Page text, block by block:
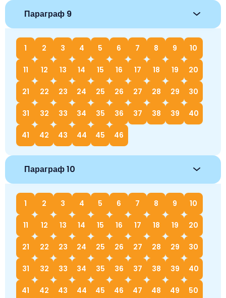
Параграф 9
1 2 3 4 5 6 7 8 9 10
11 12 13 14 15 16 17 18 19 20
21 22 23 24 25 26 27 28 29 30
31 32 33 34 35 36 37 38 39 40
41 42 43 44 45 46
Параграф 10
1 2 3 4 5 6 7 8 9 10
11 12 13 14 15 16 17 18 19 20
21 22 23 24 25 26 27 28 29 30
31 32 33 34 35 36 37 38 39 40
41 42 43 44 45 46 47 48 49 50